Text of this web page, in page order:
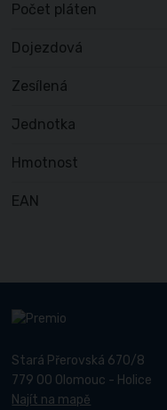
Počet pláten
Dojezdová
Zesílená
Jednotka
Hmotnost
EAN
Stará Přerovská 670/8
779 00 Olomouc - Holice
Najít na mapě